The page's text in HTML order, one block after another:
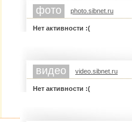
фото photo.sibnet.ru
Нет активности :(
видео video.sibnet.ru
Нет активности :(